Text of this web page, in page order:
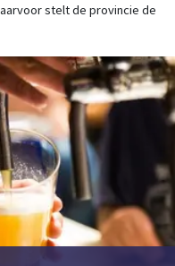
stelt de provincie de